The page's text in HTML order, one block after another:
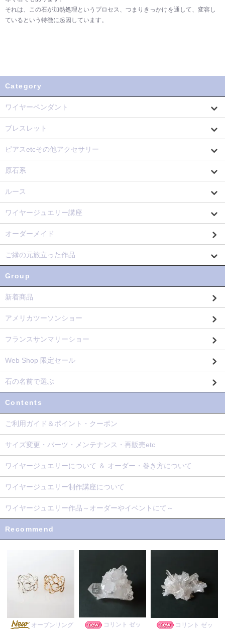
それは、この石が加熱処理というプロセス、つまりきっかけを通して、変容し
ているという特徴に起因しています。
Category
ワイヤーペンダント
ブレスレット
ピアスetcその他アクセサリー
原石系
ルース
ワイヤージュエリー講座
オーダーメイド
ご縁の元旅立った作品
Group
新着商品
アメリカツーソンショー
フランスサンマリーショー
Web Shop 限定セール
石の名前で選ぶ
Contents
ご利用ガイド＆ポイント・クーポン
サイズ変更・パーツ・メンテナンス・再販売etc
ワイヤージュエリーについて ＆ オーダー・巻き方について
ワイヤージュエリー制作講座について
ワイヤージュエリー作品～オーダーやイベントにて～
Recommend
オープンリング
コリント ゼッ
コリント ゼッ